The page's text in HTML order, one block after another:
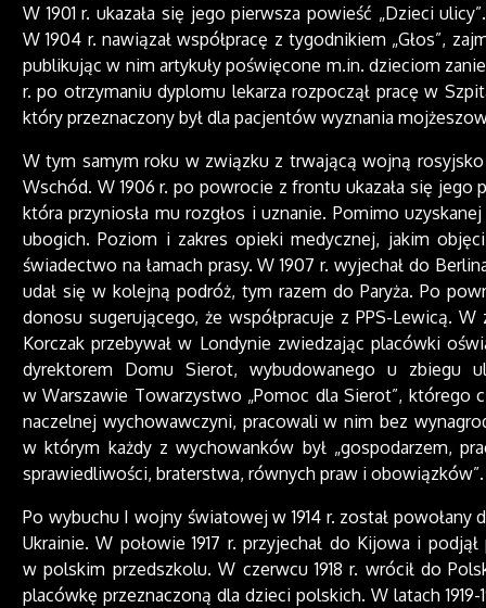
W 1901 r. ukazała się jego pierwsza powieść „Dzieci
W 1904 r. nawiązał współpracę z tygodnikiem „Głos”,
publikując w nim artykuły poświęcone m.in. dzieciom
r. po otrzymaniu dyplomu lekarza rozpoczął pracę w
który przeznaczony był dla pacjentów wyznania
W tym samym roku w związku z trwającą wojną
Wschód. W 1906 r. po powrocie z frontu ukazała się
która przyniosła mu rozgłos i uznanie. Pomimo
ubogich. Poziom i zakres opieki medycznej, jakim
świadectwo na łamach prasy. W 1907 r. wyjechał do
udał się w kolejną podróż, tym razem do Paryża. Po
donosu sugerującego, że współpracuje z PPS-Lewicą.
Korczak przebywał w Londynie zwiedzając placówki
dyrektorem Domu Sierot, wybudowanego u zbiegu
w Warszawie Towarzystwo „Pomoc dla Sierot”, którego
naczelnej wychowawczyni, pracowali w nim bez
w którym każdy z wychowanków był „gospodarzem,
sprawiedliwości, braterstwa, równych praw i
Po wybuchu I wojny światowej w 1914 r. został
Ukrainie. W połowie 1917 r. przyjechał do Kijowa i
w polskim przedszkolu. W czerwcu 1918 r. wrócił do
placówkę przeznaczoną dla dzieci polskich. W latach